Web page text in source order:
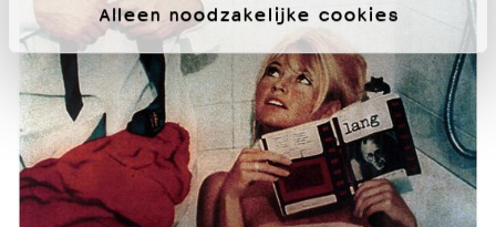
Alleen noodzakelijke cookies